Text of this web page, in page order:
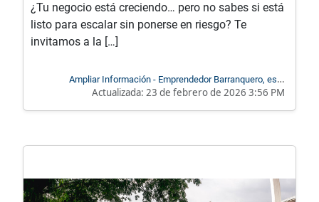
¿Tu negocio está creciendo… pero no sabes si está
listo para escalar sin ponerse en riesgo? Te
invitamos a la […]
Ampliar Información - Emprendedor Barranquero, esta
invitación es para ti!
Actualizada: 23 de febrero de 2026 3:56 PM